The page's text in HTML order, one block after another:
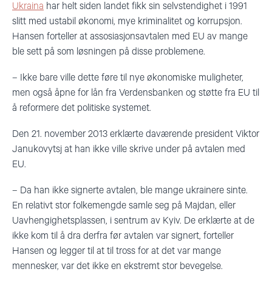
Ukraina har helt siden landet fikk sin selvstendighet i 1991
slitt med ustabil økonomi, mye kriminalitet og korrupsjon.
Hansen forteller at assosiasjonsavtalen med EU av mange
ble sett på som løsningen på disse problemene.
– Ikke bare ville dette føre til nye økonomiske muligheter,
men også åpne for lån fra Verdensbanken og støtte fra EU til
å reformere det politiske systemet.
Den 21. november 2013 erklærte daværende president Viktor
Janukovytsj at han ikke ville skrive under på avtalen med
EU.
– Da han ikke signerte avtalen, ble mange ukrainere sinte.
En relativt stor folkemengde samle seg på Majdan, eller
Uavhengighetsplassen, i sentrum av Kyiv. De erklærte at de
ikke kom til å dra derfra før avtalen var signert, forteller
Hansen og legger til at til tross for at det var mange
mennesker, var det ikke en ekstremt stor bevegelse.